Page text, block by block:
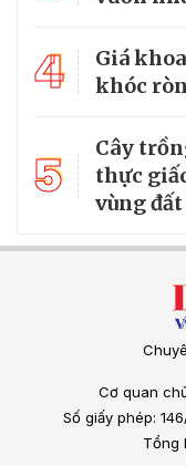
4
Giá
khóc
5
Cây
thực
vùng
Cơ quan
Số giấy phép:
Tổng